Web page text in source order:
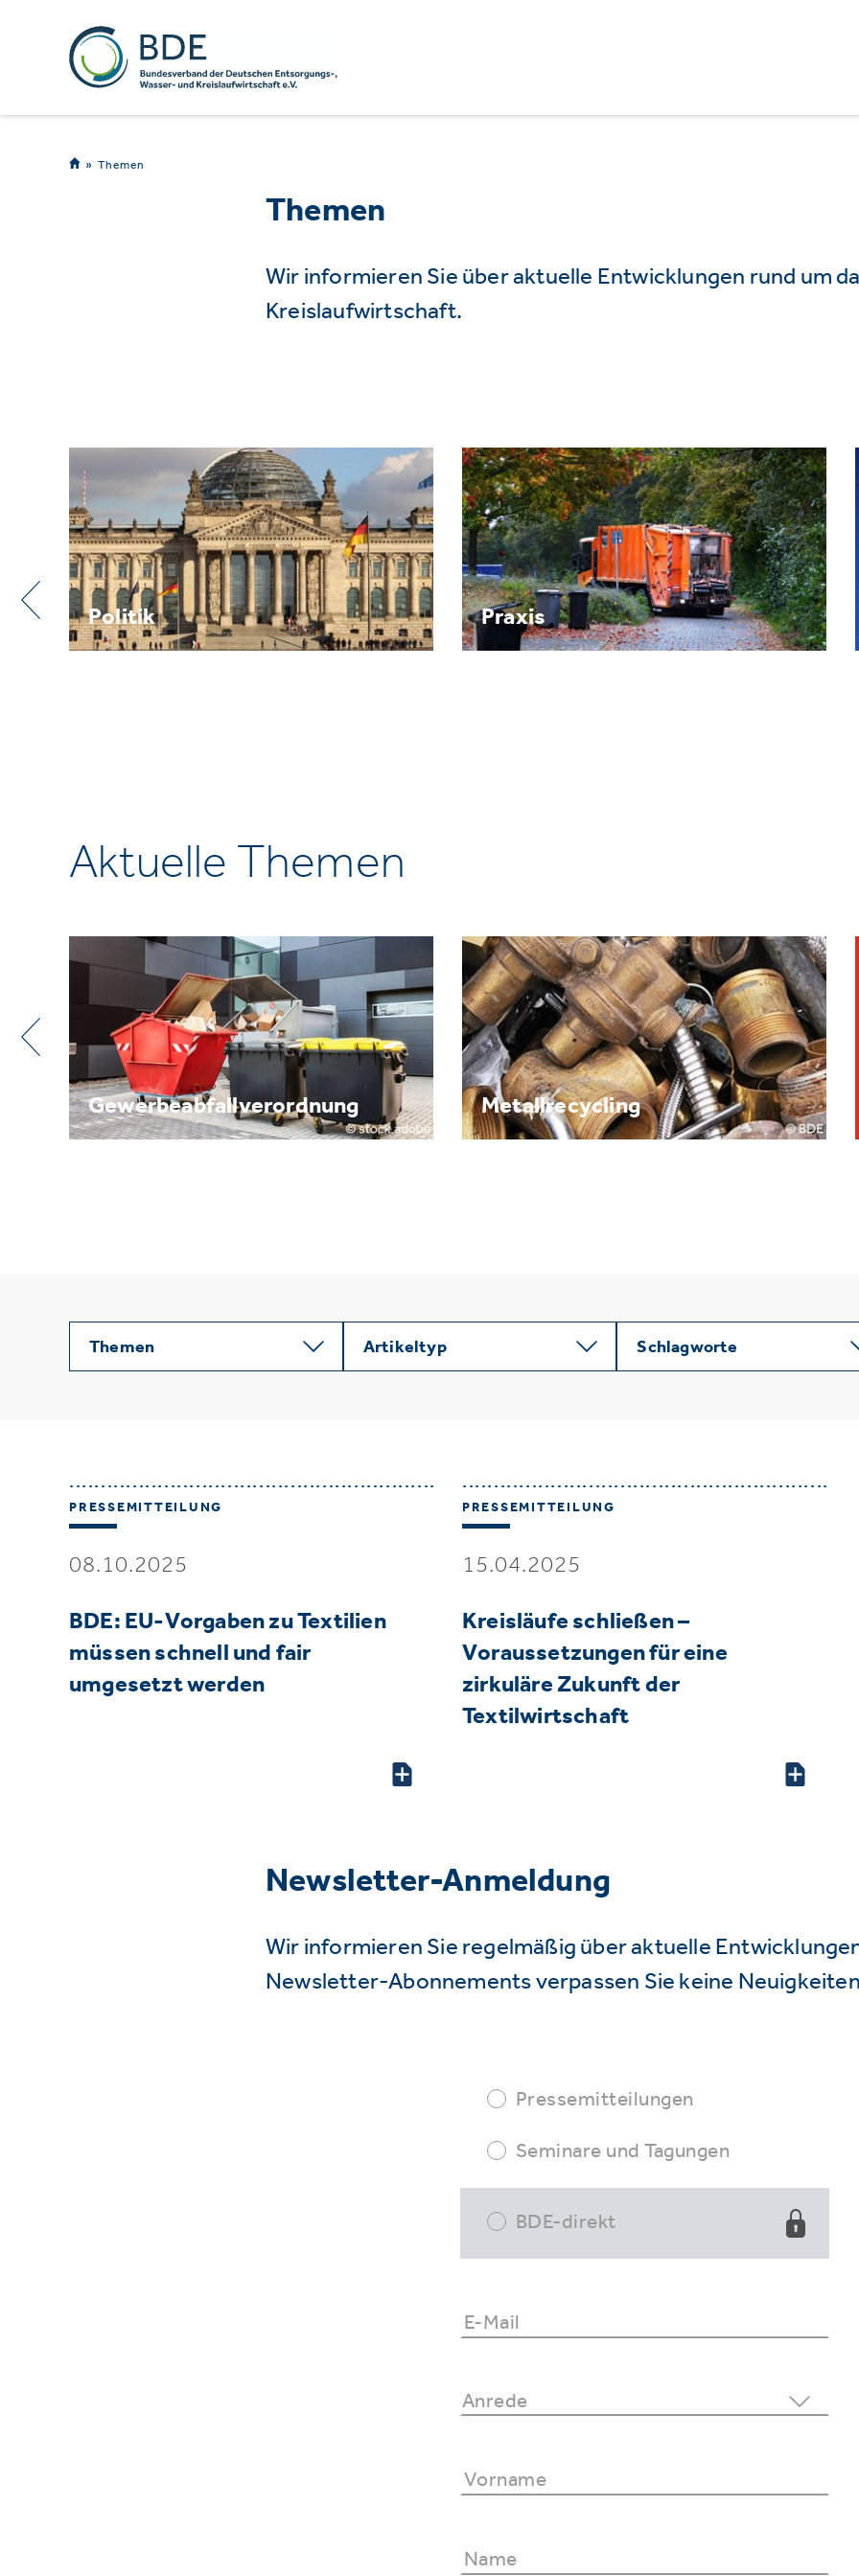
Themen
Themen
Wir informieren Sie über aktuelle Entwicklungen rund um
Kreislaufwirtschaft.
Praxis Recht
Aktuelle Themen
Metallrecycling Brennpunkt: Batterie
Themen Artikeltyp Schlagworte
PRESSEMITTEILUNG
08.10.2025
BDE: EU-Vorgaben zu Textilien
müssen schnell und fair
umgesetzt werden
PRESSEMITTEILUNG
15.04.2025
Kreisläufe schließen –
Voraussetzungen für eine
zirkuläre Zukunft der
Textilwirtschaft
Newsletter-Anmeldung
Wir informieren Sie regelmäßig über aktuelle
Newsletter-Abonnements verpassen Sie keine
Pressemitteilungen
Seminare und Tagungen
BDE-direkt